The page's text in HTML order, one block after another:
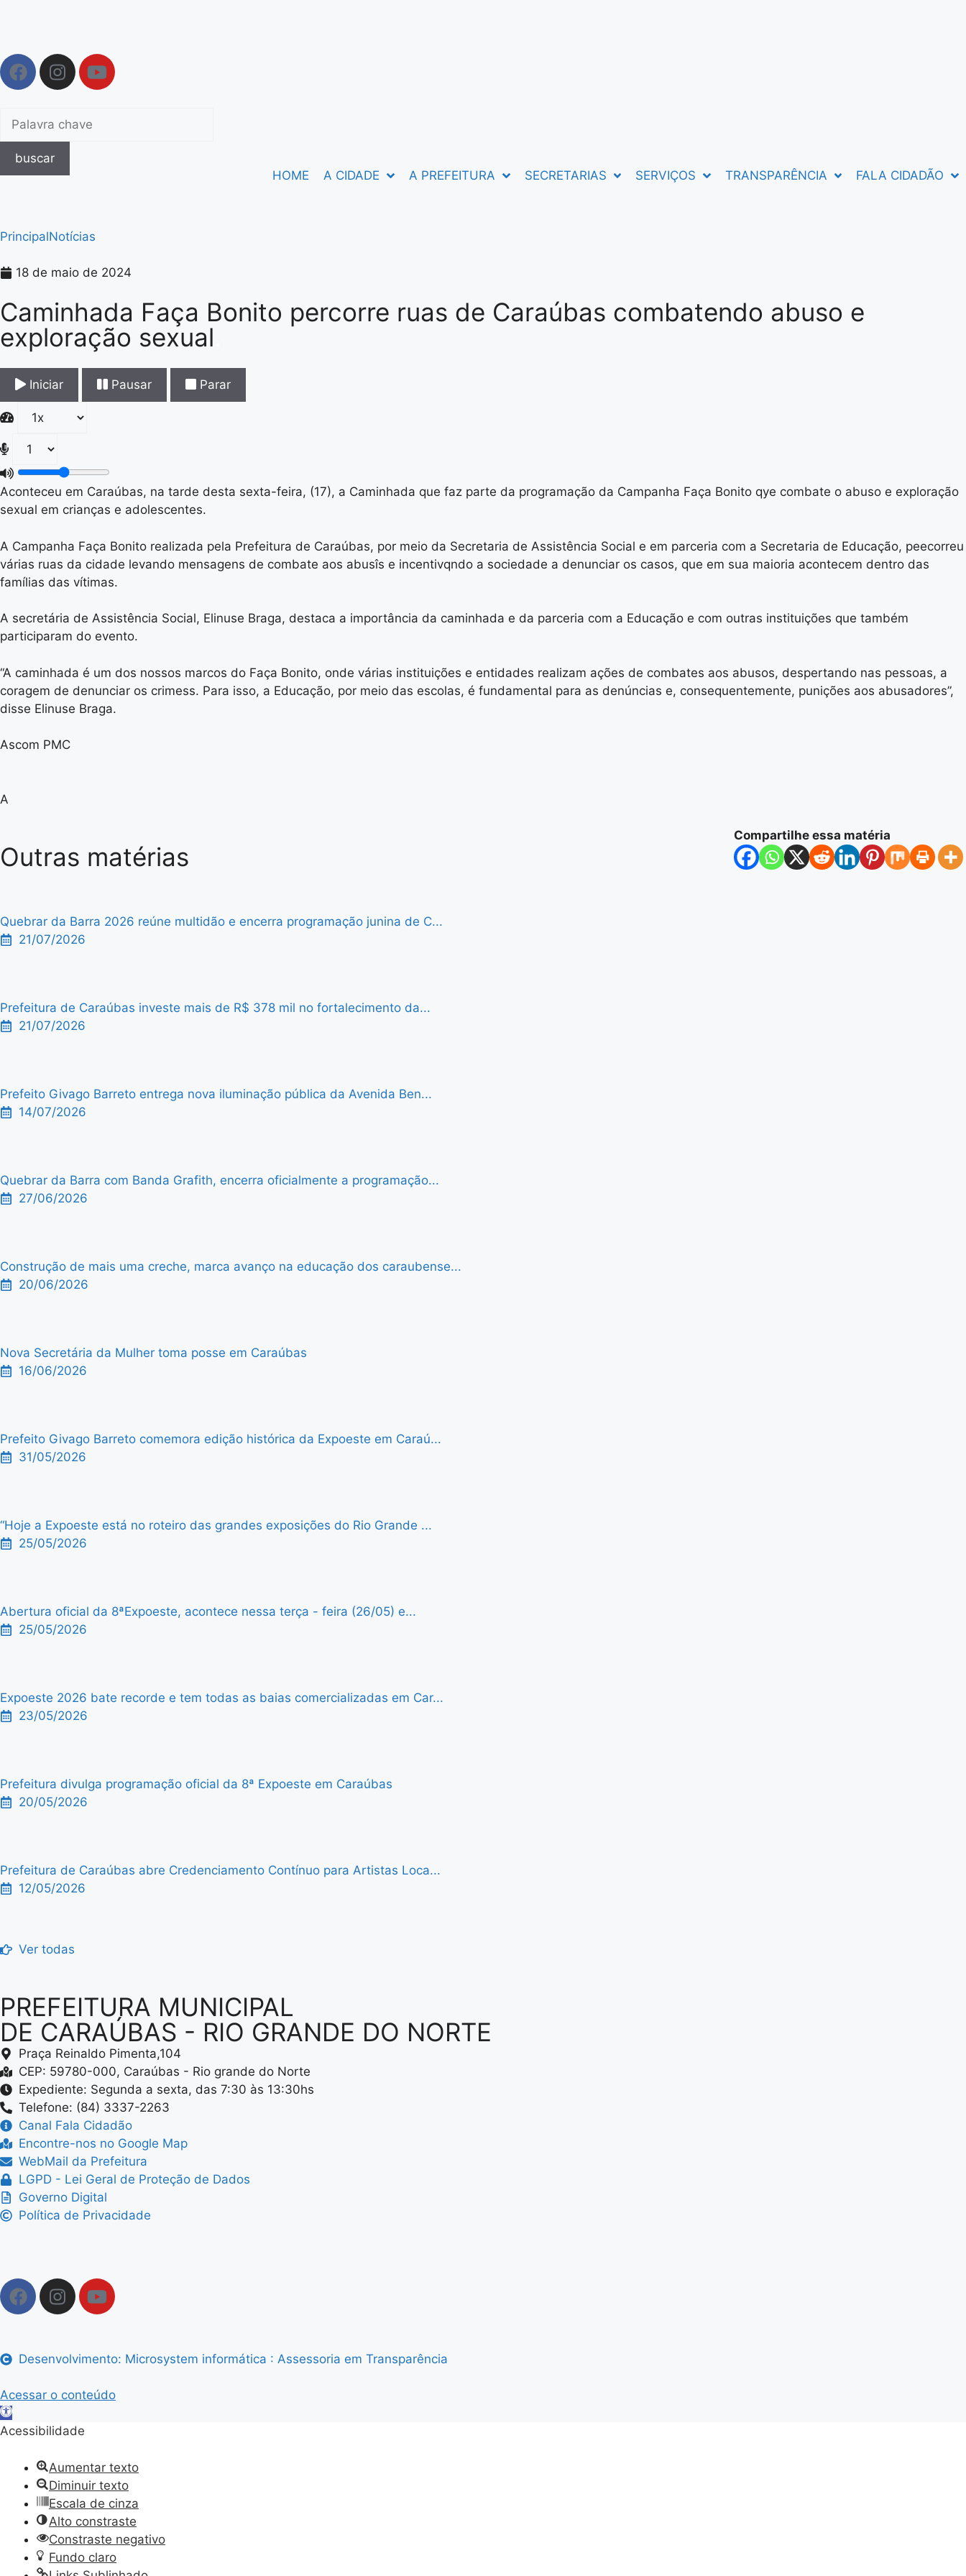
buscar
HOME
A CIDADE A PREFEITURA SECRETARIAS SERVIÇOS TRANSPARÊNCIA FALA CIDADÃO
PrincipalNotícias
18 de maio de 2024
Caminhada Faça Bonito percorre ruas de Caraúbas combatendo abuso e
exploração sexual
Iniciar Pausar Parar
Aconteceu em Caraúbas, na tarde desta sexta-feira, (17), a Caminhada que faz parte da programação da Campanha Faça Bonito qye combate o abuso e exploração
sexual em crianças e adolescentes.
A Campanha Faça Bonito realizada pela Prefeitura de Caraúbas, por meio da Secretaria de Assistência Social e em parceria com a Secretaria de Educação, peecorreu
várias ruas da cidade levando mensagens de combate aos abusîs e incentivqndo a sociedade a denunciar os casos, que em sua maioria acontecem dentro das
famílias das vítimas.
A secretária de Assistência Social, Elinuse Braga, destaca a importância da caminhada e da parceria com a Educação e com outras instituições que também
participaram do evento.
“A caminhada é um dos nossos marcos do Faça Bonito, onde várias instituições e entidades realizam ações de combates aos abusos, despertando nas pessoas, a
coragem de denunciar os crimess. Para isso, a Educação, por meio das escolas, é fundamental para as denúncias e, consequentemente, punições aos abusadores”,
disse Elinuse Braga.
Ascom PMC
A
Compartilhe essa matéria
Outras matérias
Quebrar da Barra 2026 reúne multidão e encerra programação junina de C...
21/07/2026
Prefeitura de Caraúbas investe mais de R$ 378 mil no fortalecimento da...
21/07/2026
Prefeito Givago Barreto entrega nova iluminação pública da Avenida Ben...
14/07/2026
Quebrar da Barra com Banda Grafith, encerra oficialmente a programação...
27/06/2026
Construção de mais uma creche, marca avanço na educação dos caraubense...
20/06/2026
Nova Secretária da Mulher toma posse em Caraúbas
16/06/2026
Prefeito Givago Barreto comemora edição histórica da Expoeste em Caraú...
31/05/2026
“Hoje a Expoeste está no roteiro das grandes exposições do Rio Grande ...
25/05/2026
Abertura oficial da 8ªExpoeste, acontece nessa terça - feira (26/05) e...
25/05/2026
Expoeste 2026 bate recorde e tem todas as baias comercializadas em Car...
23/05/2026
Prefeitura divulga programação oficial da 8ª Expoeste em Caraúbas
20/05/2026
Prefeitura de Caraúbas abre Credenciamento Contínuo para Artistas Loca...
12/05/2026
Ver todas
PREFEITURA MUNICIPAL
DE CARAÚBAS - RIO GRANDE DO NORTE
Praça Reinaldo Pimenta,104
CEP: 59780-000, Caraúbas - Rio grande do Norte
Expediente: Segunda a sexta, das 7:30 às 13:30hs
Telefone: (84) 3337-2263
Canal Fala Cidadão
Encontre-nos no Google Map
WebMail da Prefeitura
LGPD - Lei Geral de Proteção de Dados
Governo Digital
Política de Privacidade
Desenvolvimento: Microsystem informática : Assessoria em Transparência
Acessar o conteúdo
Abrir
a
ferramentas
Acessibilidade
Aumentar texto
Diminuir texto
Escala de cinza
Alto constraste
Constraste negativo
Fundo claro